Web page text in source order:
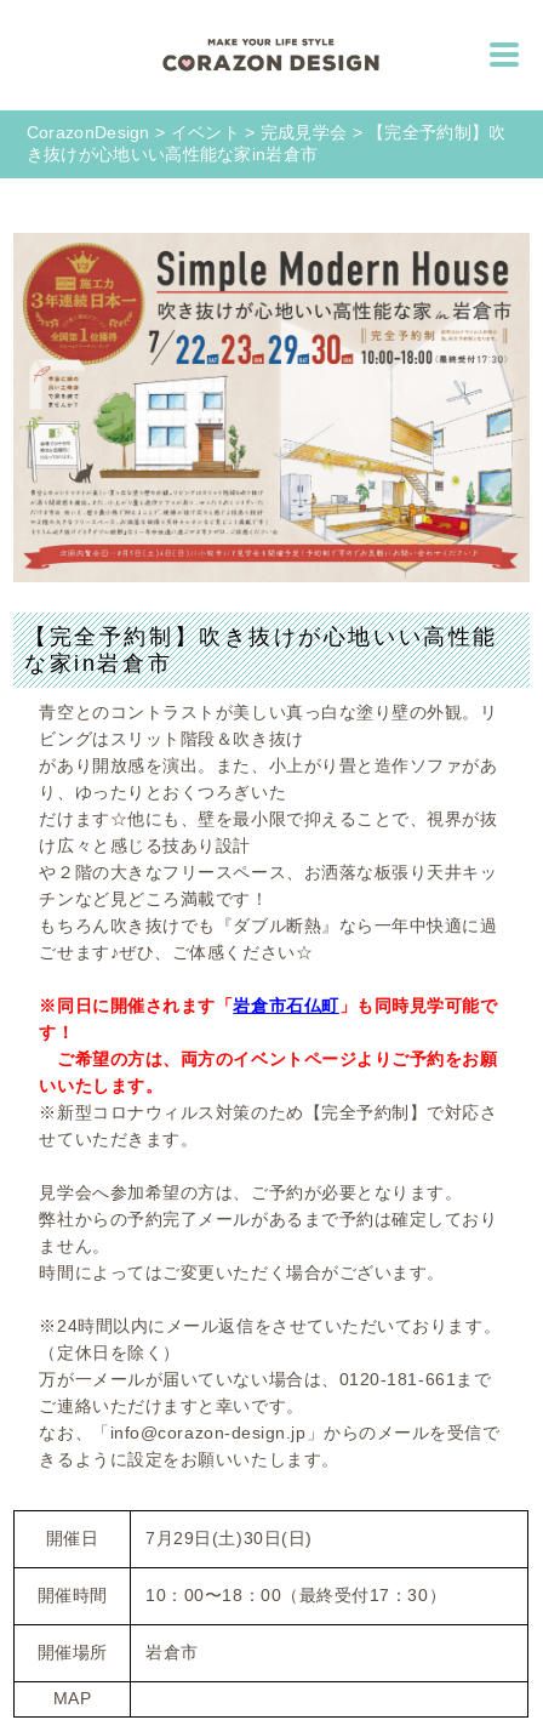
CorazonDesign > イベント > 完成見学会 >
【完全予約制】吹
き抜けが心地いい高性能な家in岩倉市
【完全予約制】吹き抜けが心地いい高性能
な家in岩倉市
青空とのコントラストが美しい真っ白な塗り壁の外観。リ
ビングはスリット階段＆吹き抜け
があり開放感を演出。また、小上がり畳と造作ソファがあ
り、ゆったりとおくつろぎいた
だけます☆他にも、壁を最小限で抑えることで、視界が抜
け広々と感じる技あり設計
や２階の大きなフリースペース、お洒落な板張り天井キッ
チンなど見どころ満載です！
もちろん吹き抜けでも『ダブル断熱』なら一年中快適に過
ごせます♪ぜひ、ご体感ください☆
※同日に開催されます「岩倉市石仏町」も同時見学可能で
す！
ご希望の方は、両方のイベントページよりご予約をお願
いいたします。
※新型コロナウィルス対策のため【完全予約制】で対応さ
せていただきます。
見学会へ参加希望の方は、ご予約が必要となります。
弊社からの予約完了メールがあるまで予約は確定しており
ません。
時間によってはご変更いただく場合がございます。
※24時間以内にメール返信をさせていただいております。
（定休日を除く）
万が一メールが届いていない場合は、0120-181-661まで
ご連絡いただけますと幸いです。
なお、「info@corazon-design.jp」からのメールを受信で
きるように設定をお願いいたします。
開催日 7月29日(土)30日(日)
開催時間 10：00〜18：00（最終受付17：30）
開催場所 岩倉市
MAP